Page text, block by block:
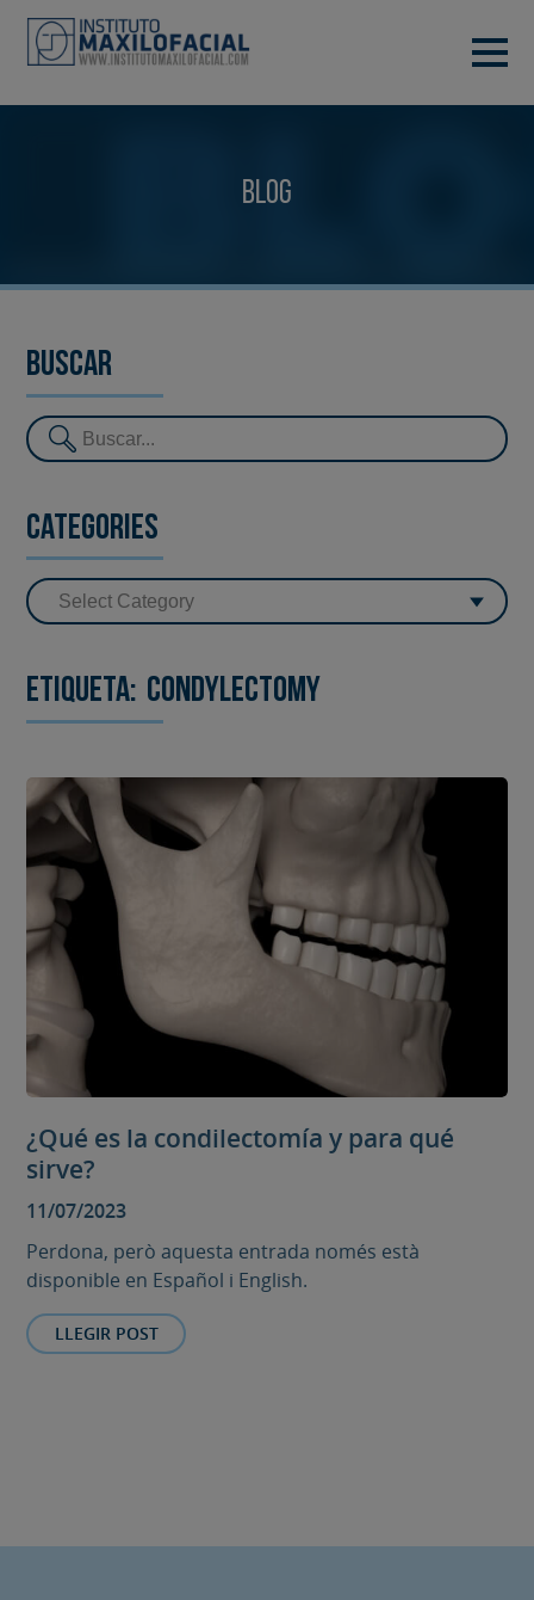
Blog
Buscar
Categories
Etiqueta: condylectomy
¿Qué es la condilectomía y para qué
sirve?
11/07/2023
Perdona, però aquesta entrada només està
disponible en Español i English.
LLEGIR POST